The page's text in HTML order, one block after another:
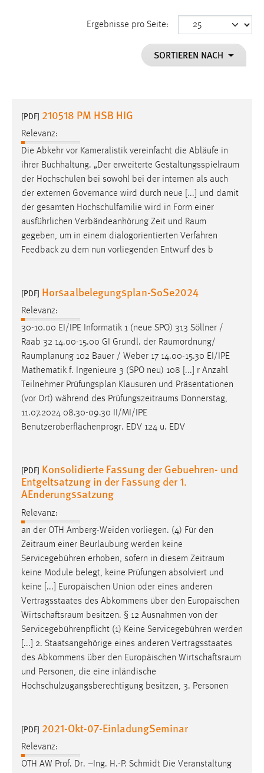
Ergebnisse pro Seite:
SORTIEREN NACH
[PDF] 210518 PM HSB HIG
Relevanz:
Die Abkehr vor Kameralistik vereinfacht die Abläufe in
ihrer Buchhaltung. „Der erweiterte Gestaltungsspielraum
der Hochschulen bei sowohl bei der internen als auch
der externen Governance wird durch neue [...] und damit
der gesamten Hochschulfamilie wird in Form einer
ausführlichen Verbändeanhörung Zeit und Raum
gegeben, um in einem dialogorientierten Verfahren
Feedback zu dem nun vorliegenden Entwurf des b
[PDF] Horsaalbelegungsplan-SoSe2024
Relevanz:
30-10.00 EI/IPE Informatik 1 (neue SPO) 313 Söllner /
Raab 32 14.00-15.00 GI Grundl. der Raumordnung/
Raumplanung 102 Bauer / Weber 17 14.00-15.30 EI/IPE
Mathematik f. Ingenieure 3 (SPO neu) 108 [...] r Anzahl
Teilnehmer Prüfungsplan Klausuren und Präsentationen
(vor Ort) während des Prüfungszeitraums Donnerstag,
11.07.2024 08.30-09.30 II/MI/IPE
Benutzeroberflächenprogr. EDV 124 u. EDV
[PDF] Konsolidierte Fassung der Gebuehren- und
Entgeltsatzung in der Fassung der 1.
AEnderungssatzung
Relevanz:
an der OTH Amberg-Weiden vorliegen. (4) Für den
Zeitraum einer Beurlaubung werden keine
Servicegebühren erhoben, sofern in diesem Zeitraum
keine Module belegt, keine Prüfungen absolviert und
keine [...] Europäischen Union oder eines anderen
Vertragsstaates des Abkommens über den Europäischen
Wirtschaftsraum besitzen. § 12 Ausnahmen von der
Servicegebührenpflicht (1) Keine Servicegebühren werden
[...] 2. Staatsangehörige eines anderen Vertragsstaates
des Abkommens über den Europäischen Wirtschaftsraum
und Personen, die eine inländische
Hochschulzugangsberechtigung besitzen, 3. Personen
[PDF] 2021-Okt-07-EinladungSeminar
Relevanz:
OTH AW Prof. Dr. –Ing. H.-P. Schmidt Die Veranstaltung
Dieser Cookie speichert die ausgewählten Einverständnis-
Performance
Name:
staticfilecache
Zweck:
Für performante Seitenauslieferung wird in diesem Cookie
gespeichert, ob man eingeloggt ist.
Sprachpräferenz
Name:
Das Cookie speichert die gewählte Sprache der Website.
Cookie Laufzeit:
30 Tage
Chat
Name:
MibewSessionID, MIBEW_UserID, mibew_locale, mibew-
chat-frame-style-5e9dbeb1811c0446
Cookie Laufzeit:
MibewSessionID, mibew-chat-frame-style-
5e9dbeb1811c0446 = Sitzungslaufzeit, mibew_locale = 3
Jahre, MIBEW_UserID = 1 Jahr
Login
Name:
Zweck:
Dieser Cookie ist notwendig um sich an der Website
einloggen zu können.
Cookie Laufzeit:
24 Stunden
Statistik Cookies erfassen Informationen anonym.
unsere Besucher unsere Website nutzen.